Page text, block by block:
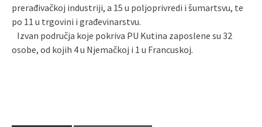
prerađivačkoj industriji, a 15 u poljoprivredi i šumartsvu, te
po 11 u trgovini i građevinarstvu.
Izvan područja koje pokriva PU Kutina zaposlene su 32
osobe, od kojih 4 u Njemačkoj i 1 u Francuskoj.